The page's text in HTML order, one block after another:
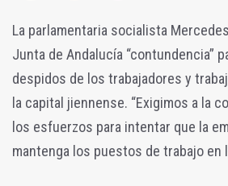
La parlamentaria socialista
Junta de Andalucía “contundencia”
despidos de los trabajadores y
la capital jiennense. “Exigimos a la
los esfuerzos para intentar que la
mantenga los puestos de trabajo en